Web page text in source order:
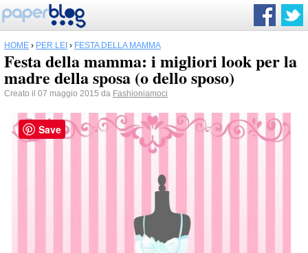
HOME › PER LEI › FESTA DELLA MAMMA
Festa della mamma: i migliori look per la
madre della sposa (o dello sposo)
Creato il 07 maggio 2015 da Fashioniamoci
Save